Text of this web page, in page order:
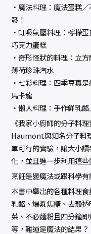
‧魔法料理：魔法蛋糕
發！
‧虹吸氣壓料理：檸檬
巧克力蛋糕
‧奇形怪狀的料理：立
薄荷珍珠汽水
‧七彩料理：四季豆真
馬卡龍
‧懶人料理：手作鮮乳
《我家小廚師的分子料
Haumont與知名分子料
單可行的實驗，讓大小
化，並且進一步利用這
烹飪是變魔法或跟科學有
本書中舉出的各種料理
乳酪、爆漿焦糖、去殼
菜、不必麵粉且四分鐘
等，難道是魔法的結果？